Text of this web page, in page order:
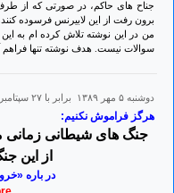
جناح های حاکم، در صورتی که از
برون رفت از این لابیرنس فرسوده
من در این نوشته تلاش کرده ام به این
سوالات نیست. هدف نوشته تنها
دوشنبه ۵ مهر ۱۳۸۹ برابر با ۲۷ سپتامبر ۲۰۱۰
هرگز فراموش نکنیم:
جنگ های شیطانی زمانی
از این
در باره